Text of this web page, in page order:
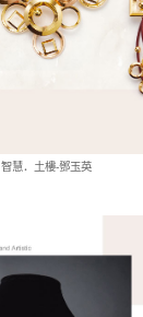
智慧．土樓-鄧玉英